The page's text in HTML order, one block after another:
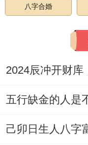
在方位，也避开
八字合婚